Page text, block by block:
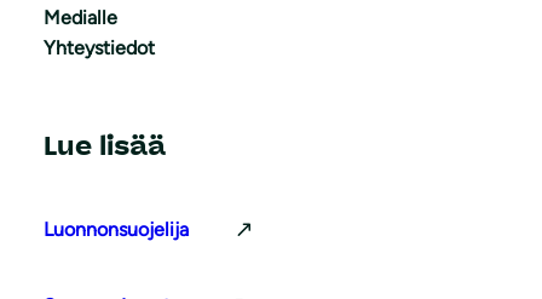
Medialle
Yhteystiedot
Lue lisää
Luonnonsuojelija